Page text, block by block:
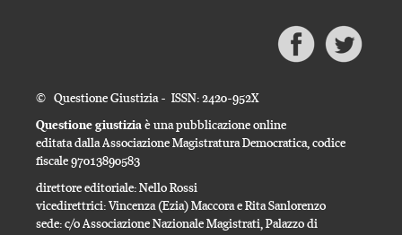
© Questione Giustizia - ISSN: 2420-952X
Questione giustiziaè una pubblicazione online
editata dalla Associazione Magistratura Democratica, codice
fiscale 97013890583
direttore editoriale: Nello Rossi
vicedirettrici: Vincenza (Ezia) Maccora e Rita Sanlorenzo
sede: c/o Associazione Nazionale Magistrati, Palazzo di